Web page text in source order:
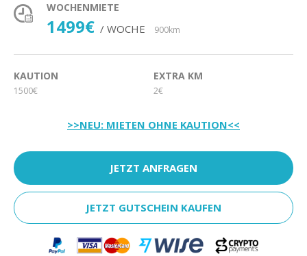
WOCHENMIETE
1499€ / WOCHE 900km
KAUTION
1500€
EXTRA KM
2€
>>NEU: MIETEN OHNE KAUTION<<
JETZT ANFRAGEN
JETZT GUTSCHEIN KAUFEN